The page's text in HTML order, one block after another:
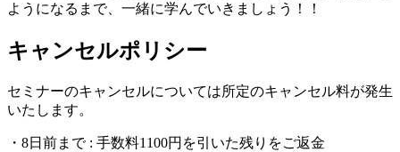
ようになるまで、一緒に学んでいきましょう！！
キャンセルポリシー
セミナーのキャンセルについては所定のキャンセル料が発生
いたします。
・8日前まで : 手数料1100円を引いた残りをご返金